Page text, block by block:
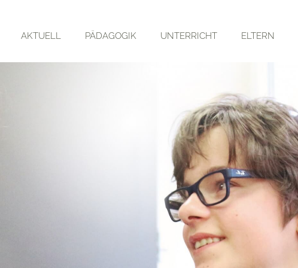
AKTUELL PÄDAGOGIK UNTERRICHT ELTERN